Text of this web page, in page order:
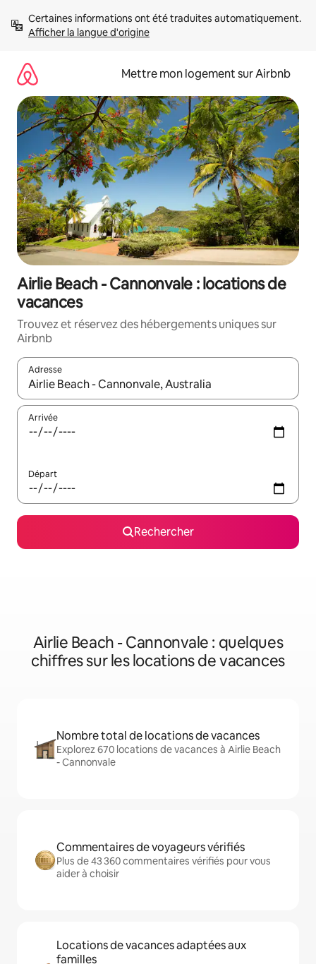
directement
Afficher la langue d'origine
Mettre mon logement sur Airbnb
Airlie Beach - Cannonvale : locations de
vacances
Trouvez et réservez des hébergements uniques sur
Airbnb
Adresse
Lorsque les résultats s'affichent, utilisez les flèches vers le
Arrivée
Départ
Rechercher
Airlie Beach - Cannonvale : quelques
chiffres sur les locations de vacances
Nombre total de locations de vacances
Explorez 670 locations de vacances à Airlie Beach
- Cannonvale
Commentaires de voyageurs vérifiés
Plus de 43 360 commentaires vérifiés pour vous
aider à choisir
Locations de vacances adaptées aux
familles